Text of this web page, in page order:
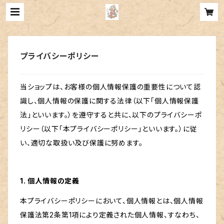
プライバシーポリシー
当ショップは、お客様の個人情報保護の重要性について認
識し、個人情報の保護に関する法律（以下「個人情報保護
法」といいます。）を遵守すると共に、以下のプライバシーポ
リシー（以下「本プライバシーポリシー」といいます。）に従
い、適切な取扱い及び保護に努めます。
1. 個人情報の定義
本プライバシーポリシーにおいて、個人情報とは、個人情報
保護法第2条第1項により定義された個人情報、すなわち、